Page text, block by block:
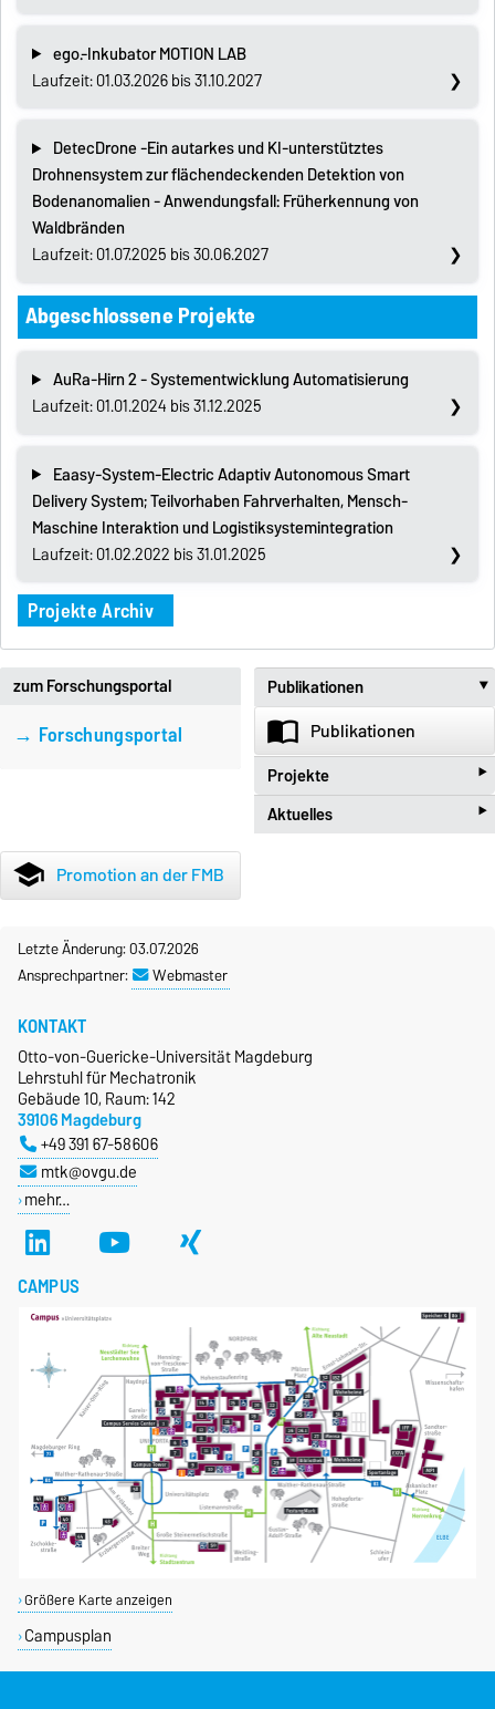
ego.-Inkubator MOTION LAB
Laufzeit: 01.03.2026 bis 31.10.2027
DetecDrone -Ein autarkes und KI-unterstütztes
Drohnensystem zur flächendeckenden Detektion von
Bodenanomalien - Anwendungsfall: Früherkennung von
Waldbränden
Laufzeit: 01.07.2025 bis 30.06.2027
Abgeschlossene Projekte
AuRa-Hirn 2 - Systementwicklung Automatisierung
Laufzeit: 01.01.2024 bis 31.12.2025
Eaasy-System-Electric Adaptiv Autonomous Smart
Delivery System; Teilvorhaben Fahrverhalten, Mensch-
Maschine Interaktion und Logistiksystemintegration
Laufzeit: 01.02.2022 bis 31.01.2025
Projekte Archiv
zum Forschungsportal
→ Forschungsportal
Publikationen
import_contacts Publikationen
Aktuelles ‣
Projekte ‣
beenhere Projekte
school Promotion an der FMB
Letzte Änderung: 03.07.2026
Ansprechpartner:
Webmaster
KONTAKT
Otto-von-Guericke-Universität Magdeburg
Lehrstuhl für Mechatronik
Gebäude 10, Raum: 142
39106 Magdeburg
+49 391 67-58606
mtk@ovgu.de
mehr…
CAMPUS
Größere Karte anzeigen
Campusplan